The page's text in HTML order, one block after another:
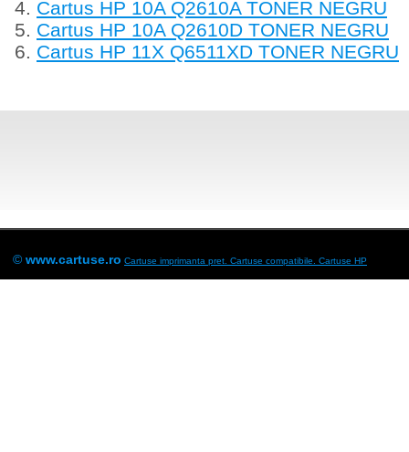
Cartus HP 10A Q2610A TONER NEGRU
Cartus HP 10A Q2610D TONER NEGRU
Cartus HP 11X Q6511XD TONER NEGRU
© www.cartuse.ro Cartuse imprimanta pret. Cartuse compatibile. Cartuse HP